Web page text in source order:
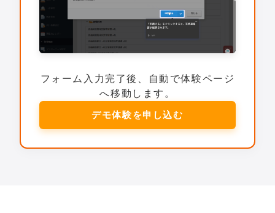
フォーム入力完了後、自動で体験ページ
へ移動します。
デモ体験を申し込む